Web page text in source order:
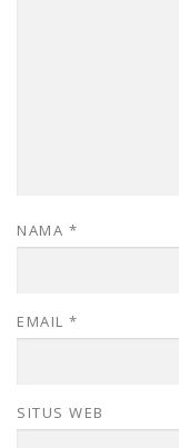
NAMA *
EMAIL *
SITUS WEB